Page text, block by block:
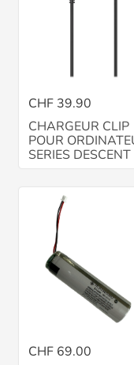
CHF 39.90
CHARGEUR CLIP
POUR
SERIES DESCENT
CHF 69.00